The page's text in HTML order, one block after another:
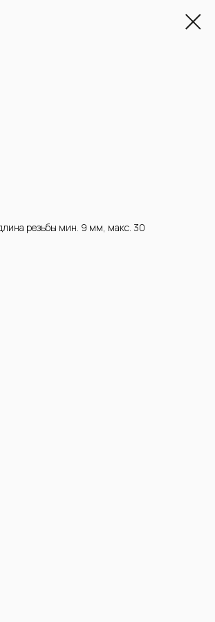
резьбы мин. 9 мм, макс. 30